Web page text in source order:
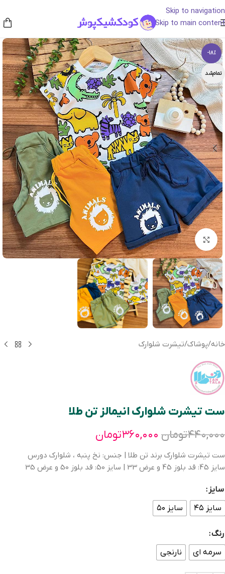
Skip to navigation
Skip to main content
-18%
تمام‌شد
بزرگنمایی تصویر
خانه/پوشاک/تیشرت شلوارک
ست تيشرت شلوارک انیمالز تن طلا
۴۴۰,۰۰۰تومان ۳۶۰,۰۰۰تومان
ست تيشرت شلوارک برند تن طلا | جنس: نخ پنبه ، شلوارک دورس
سایز 45: قد بلوز 45 و عرض 33 | سایز 50: قد بلوز 50 و عرض 35
سایز
سایز ۴۵
سایز ۵۰
رنگ
سرمه ای
نارنجی